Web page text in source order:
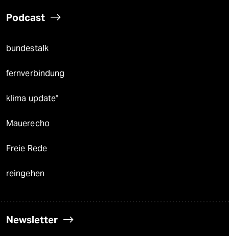
Podcast
bundestalk
fernverbindung
klima update°
Mauerecho
Freie Rede
reingehen
Newsletter